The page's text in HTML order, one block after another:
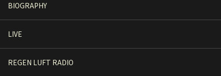
BIOGRAPHY
LIVE
REGEN LUFT RADIO